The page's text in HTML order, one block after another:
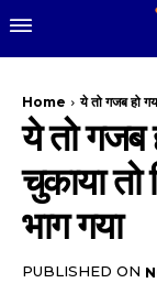
Home ये तो गजब हो
ये तो गजब
चुकाया
भाग गया
PUBLISHED ON